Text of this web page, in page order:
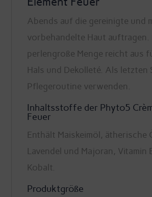
Abends auf die gereinigte und
vorbehandelte Haut auftragen.
perlengroße Menge reicht aus
Hals und Dekolleté. Als letzten
Pflegeroutine verwenden.
Inhaltsstoffe der Phyto5
Feuer
Enthält Maiskeimöl, ätherische
Lavendel und Majoran, Vitamin
Kobalt.
Produktgröße